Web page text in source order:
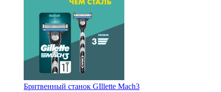
Бритвенный станок GIllette Mach3